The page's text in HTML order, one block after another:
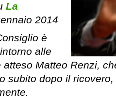
La
2014
è
alle
Matteo Renzi,
subito dopo il